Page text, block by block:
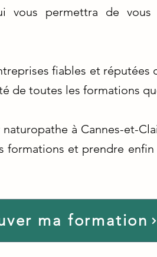
vous permettra de
fiables et réputées
de toutes les formations
à Cannes-et-
formations et prendre
ma formation